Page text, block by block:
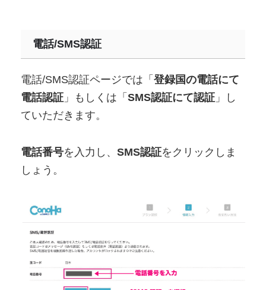
電話/SMS認証
電話/SMS認証ページでは「 登録国の電話にて
電話認証 」もしくは「 SMS認証にて認証 」し
ていただきます。
電話番号を入力し、 SMS認証をクリックしま
しょう。